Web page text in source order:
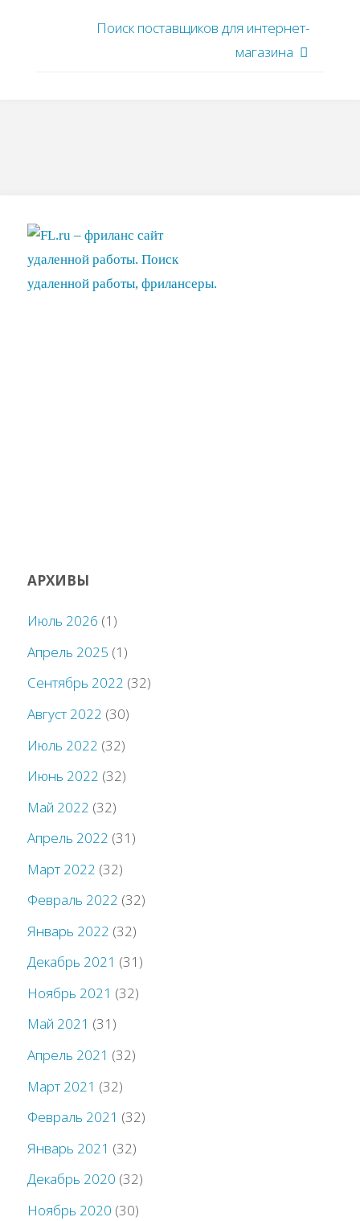
Поиск поставщиков для интернет-
магазина
АРХИВЫ
Июль 2026 (1)
Апрель 2025 (1)
Сентябрь 2022 (32)
Август 2022 (30)
Июль 2022 (32)
Июнь 2022 (32)
Май 2022 (32)
Апрель 2022 (31)
Март 2022 (32)
Февраль 2022 (32)
Январь 2022 (32)
Декабрь 2021 (31)
Ноябрь 2021 (32)
Май 2021 (31)
Апрель 2021 (32)
Март 2021 (32)
Февраль 2021 (32)
Январь 2021 (32)
Декабрь 2020 (32)
Ноябрь 2020 (30)